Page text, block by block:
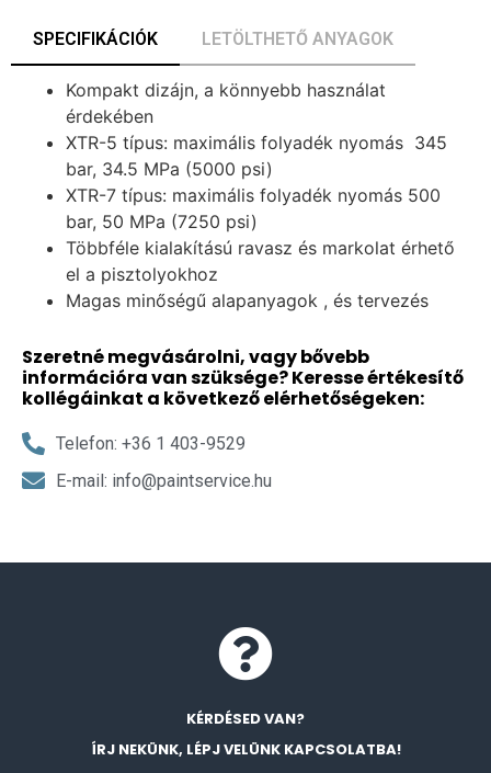
SPECIFIKÁCIÓK LETÖLTHETŐ ANYAGOK
Kompakt dizájn, a könnyebb használat
érdekében
XTR-5 típus: maximális folyadék nyomás 345
bar, 34.5 MPa (5000 psi)
XTR-7 típus: maximális folyadék nyomás 500
bar, 50 MPa (7250 psi)
Többféle kialakítású ravasz és markolat érhető
el a pisztolyokhoz
Magas minőségű alapanyagok , és tervezés
Szeretné megvásárolni, vagy bővebb
információra van szüksége? Keresse értékesítő
kollégáinkat a következő elérhetőségeken:
Telefon: +36 1 403-9529
E-mail: info@paintservice.hu
KÉRDÉSED VAN?
ÍRJ NEKÜNK, LÉPJ VELÜNK KAPCSOLATBA!